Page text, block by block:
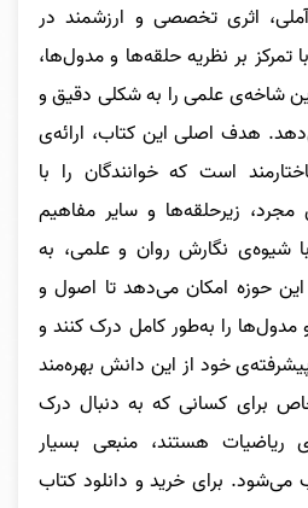
اثری تخصصی و ارزشمند در
بر نظریه حلقه‌ها و مدول‌ها،
شاخه‌ی علمی را به شکلی دقیق و
هدف اصلی این کتاب، ارائه‌ی
است که خوانندگان را با
زیرحلقه‌ها و سایر مفاهیم
شیوه‌ی نگارش روان و علمی، به
حوزه امکان می‌دهد تا اصول و
مدول‌ها را به‌طور کامل درک کنند و
خود از این دانش بهره‌مند
برای کسانی که به دنبال درک
ریاضیات هستند، منبعی بسیار
می‌شود. برای خرید و دانلود کتاب